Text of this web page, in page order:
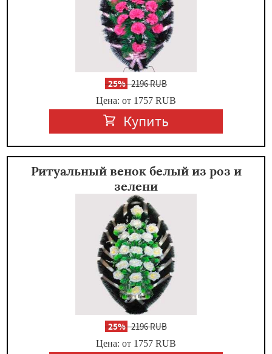
-25%2196 RUB
Цена: от 1757 RUB
Купить
Ритуальный венок белый из роз и
зелени
-25%2196 RUB
Цена: от 1757 RUB